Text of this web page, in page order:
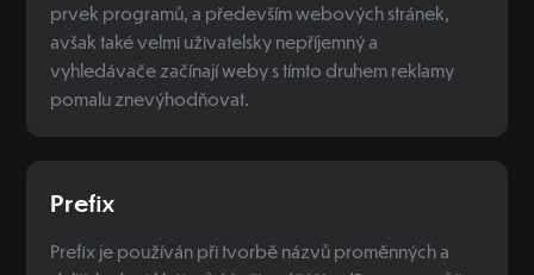
prvek programů, a především webových stránek,
avšak také velmi uživatelsky nepříjemný a
vyhledávače začínají weby s tímto druhem reklamy
pomalu znevýhodňovat.
Prefix
Prefix je používán při tvorbě názvů proměnných a